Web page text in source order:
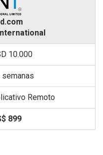
10.000
semanas
Remoto
899